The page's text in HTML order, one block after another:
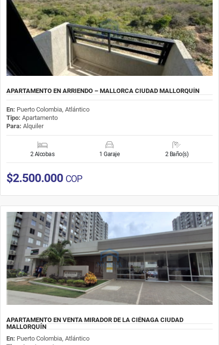
APARTAMENTO EN ARRIENDO – MALLORCA CIUDAD MALLORQUÍN
En: Puerto Colombia, Atlántico
Tipo: Apartamento
Para: Alquiler
2 Alcobas 1 Garaje 2 Baño(s)
$2.500.000 COP
APARTAMENTO EN VENTA MIRADOR DE LA CIÉNAGA CIUDAD
MALLORQUÍN
En: Puerto Colombia, Atlántico